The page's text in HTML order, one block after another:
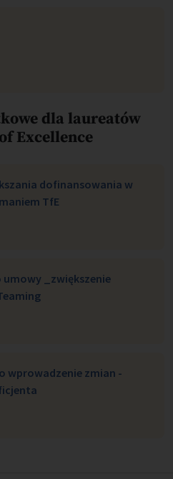
dla laureatów
Excellence
dofinansowania w
TfE
umowy _zwiększenie
wprowadzenie zmian -